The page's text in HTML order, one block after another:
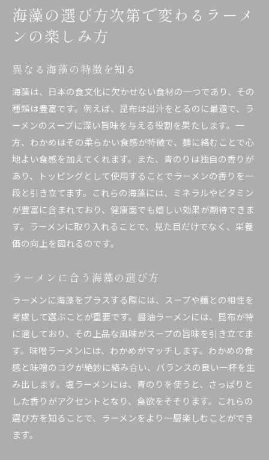
海藻の選び方次第で変わるラーメ
ンの楽しみ方
異なる海藻の特徴を知る
海藻は、日本の食文化に欠かせない食材の一つであり、その
種類は豊富です。例えば、昆布は出汁をとるのに最適で、ラ
ーメンのスープに深い旨味を与える役割を果たします。一
方、わかめはその柔らかい食感が特徴で、麺に絡むことで心
地よい食感を加えてくれます。また、青のりは独自の香りが
あり、トッピングとして使用することでラーメンの香りを一
段と引き立てます。これらの海藻には、ミネラルやビタミン
が豊富に含まれており、健康面でも嬉しい効果が期待できま
す。ラーメンに取り入れることで、見た目だけでなく、栄養
価の向上を図れるのです。
ラーメンに合う海藻の選び方
ラーメンに海藻をプラスする際には、スープや麺との相性を
考慮して選ぶことが重要です。醤油ラーメンには、昆布が特
に適しており、その上品な風味がスープの旨味を引き立てま
す。味噌ラーメンには、わかめがマッチします。わかめの食
感と味噌のコクが絶妙に絡み合い、バランスの良い一杯を生
み出します。塩ラーメンには、青のりを使うと、さっぱりと
した香りがアクセントとなり、食欲をそそります。これらの
選び方を知ることで、ラーメンをより一層楽しむことができ
ます。